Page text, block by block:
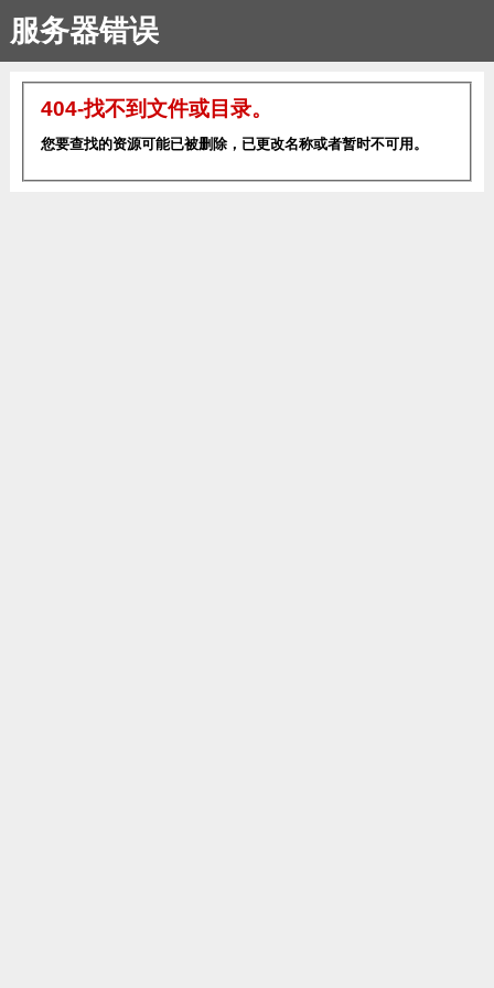
服务器错误
404-找不到文件或目录。
您要查找的资源可能已被删除，已更改名称或者暂时不可用。